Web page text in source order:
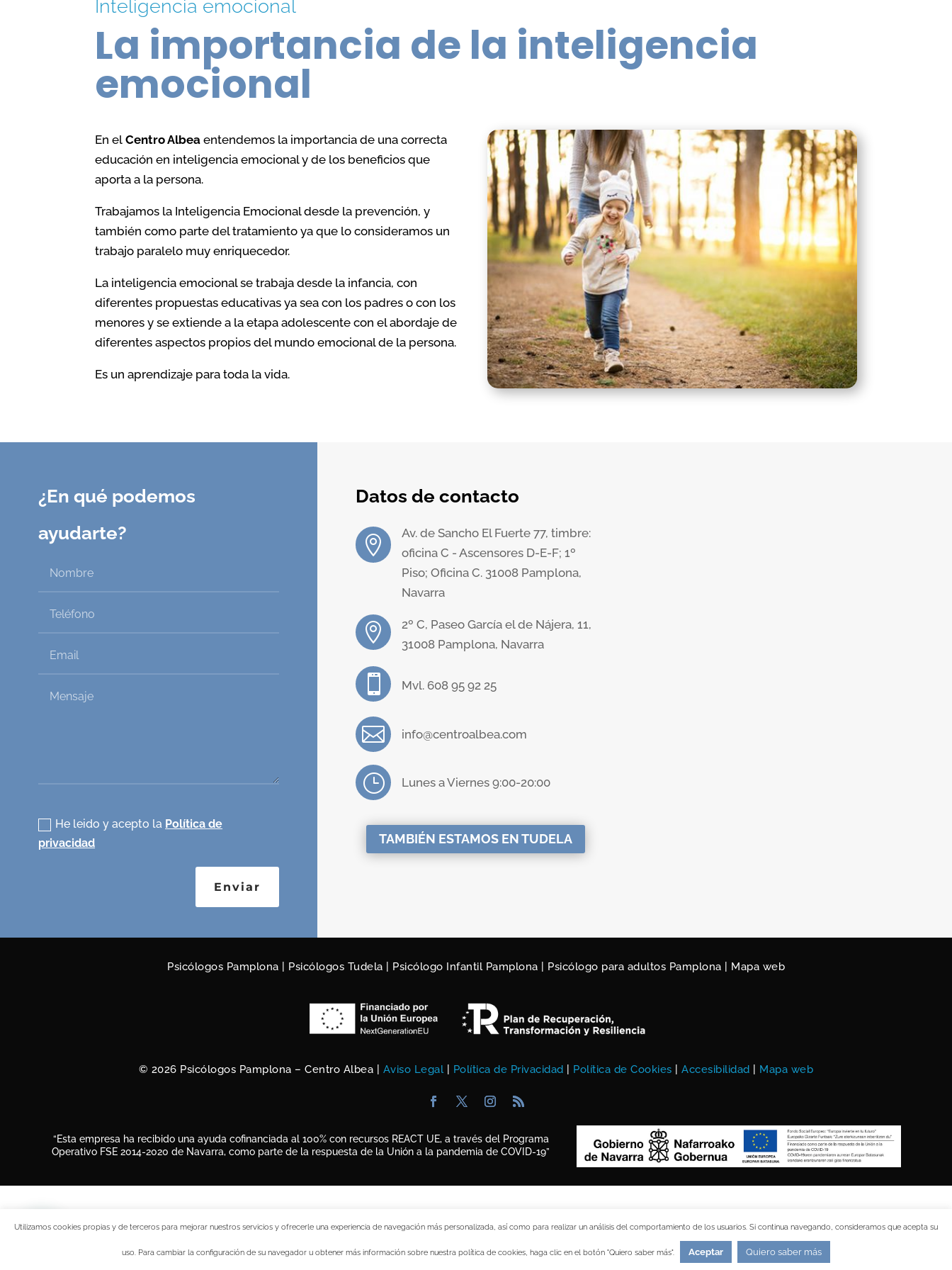
Dolor crónico
TDAH en el adulto
Relaciones disfuncionales
relacionados con el estrés
Problemas de sueño
Terapia de enriquecimiento de
la personalidad y
autoconocimiento
Desarrollo de Inteligencia
Problemas de conducta
TDAH
Enuresis y encopresis
Acoso escolar y Bullying
Procesos de separación de los
Problemas de inseguridad y
TDAH
Acoso Escolar y Bullying
Relaciones Tóxicas
Problemas de inseguridad y
autoestima
Psicología perinatal
¿Qué servicios ofrecemos?
Terapia online
Bienestar emocional
Inteligencia emocional
La importancia de la inteligencia
emocional
En el Centro Albea entendemos la importancia de una correcta
educación en inteligencia emocional y de los beneficios que
aporta a la persona.
Trabajamos la Inteligencia Emocional desde la prevención, y
también como parte del tratamiento ya que lo consideramos un
trabajo paralelo muy enriquecedor.
La inteligencia emocional se trabaja desde la infancia, con
diferentes propuestas educativas ya sea con los padres o con los
menores y se extiende a la etapa adolescente con el abordaje de
diferentes aspectos propios del mundo emocional de la persona.
Es un aprendizaje para toda la vida.
¿En qué podemos
ayudarte?
He leido y acepto la Política de
privacidad
Enviar
Datos de contacto

Av. de Sancho El Fuerte 77, timbre:
oficina C - Ascensores D-E-F; 1º
Piso; Oficina C. 31008 Pamplona,
Navarra

2º C, Paseo García el de Nájera, 11,
31008 Pamplona, Navarra
 Mvl. 608 95 92 25
 info@centroalbea.com
} Lunes a Viernes 9:00-20:00
TAMBIÉN ESTAMOS EN TUDELA
Psicólogos Pamplona Psicólogos Tudela Psicólogo Infantil Pamplona Psicólogo para adultos Pamplona Mapa web
© 2026 Psicólogos Pamplona – Centro Albea | Aviso Legal Política de Privacidad Política de Cookies |Accesibilidad Mapa web
“Esta empresa ha recibido una ayuda cofinanciada al 100% con recursos REACT UE, a través del Programa
Operativo FSE 2014-2020 de Navarra, como parte de la respuesta de la Unión a la pandemia de COVID-19”
Utilizamos cookies propias y de terceros para mejorar nuestros servicios y ofrecerle una experiencia de navegación más personalizada, así como para realizar un análisis del comportamiento de los usuarios. Si continua navegando, consideramos que acepta su
uso. Para cambiar la configuración de su navegador u obtener más información sobre nuestra política de cookies, haga clic en el botón "Quiero saber más". Aceptar Quiero saber más